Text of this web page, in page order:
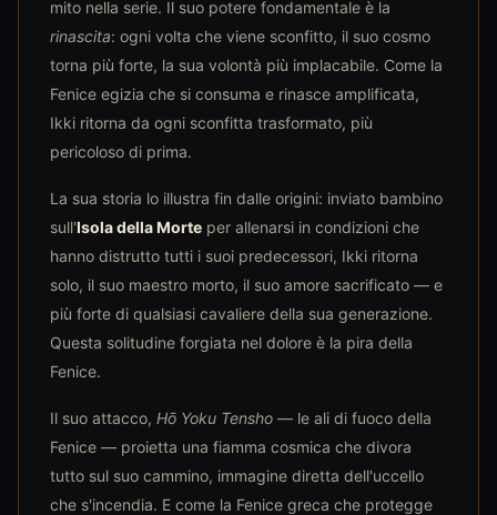
mito nella serie. Il suo potere fondamentale è la
rinascita: ogni volta che viene sconfitto, il suo cosmo
torna più forte, la sua volontà più implacabile. Come la
Fenice egizia che si consuma e rinasce amplificata,
Ikki ritorna da ogni sconfitta trasformato, più
pericoloso di prima.
La sua storia lo illustra fin dalle origini: inviato bambino
sull'Isola della Morte per allenarsi in condizioni che
hanno distrutto tutti i suoi predecessori, Ikki ritorna
solo, il suo maestro morto, il suo amore sacrificato — e
più forte di qualsiasi cavaliere della sua generazione.
Questa solitudine forgiata nel dolore è la pira della
Fenice.
Il suo attacco, Hō Yoku Tensho — le ali di fuoco della
Fenice — proietta una fiamma cosmica che divora
tutto sul suo cammino, immagine diretta dell'uccello
che s'incendia. E come la Fenice greca che protegge